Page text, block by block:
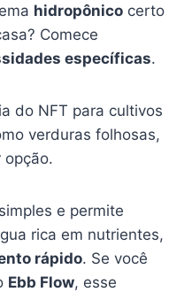
hidropônico certo
Comece
específicas.
do NFT para cultivos
verduras folhosas,
opção.
e permite
rica em nutrientes,
rápido. Se você
Ebb Flow, esse